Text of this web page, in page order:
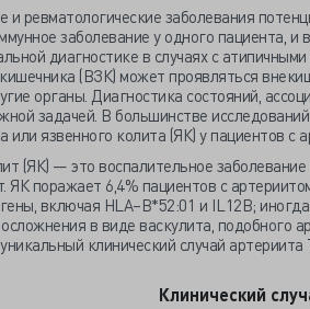
и ревматологические заболевания
заболевание у одного пациента,
диагностике в случаях с
(ВЗК) может проявляться
органы. Диагностика состояний,
задачей. В большинстве
или язвенного колита (ЯК) у пациентов с
(ЯК) — это воспалительное
ЯК поражает 6,4% пациентов с
включая HLA–B*52:01 и IL12B;
в виде васкулита, подобного
клинический случай
Клинический